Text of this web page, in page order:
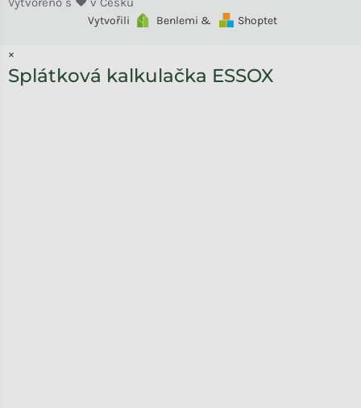
Vytvořili Benlemi & Shoptet
×
Splátková kalkulačka ESSOX